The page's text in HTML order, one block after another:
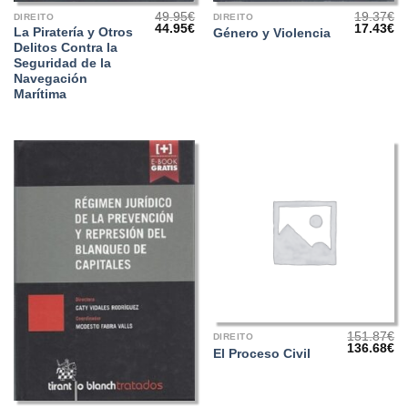
DIREITO
La Piratería y Otros
Delitos Contra la
Seguridad de la
Navegación
Marítima
49.95€
O
44.95€O
preço
DIREITO
Género y Violencia
19.37€
O
17.43€O
DIREITO
El Proceso Civil
151.87€
O
136.68€O